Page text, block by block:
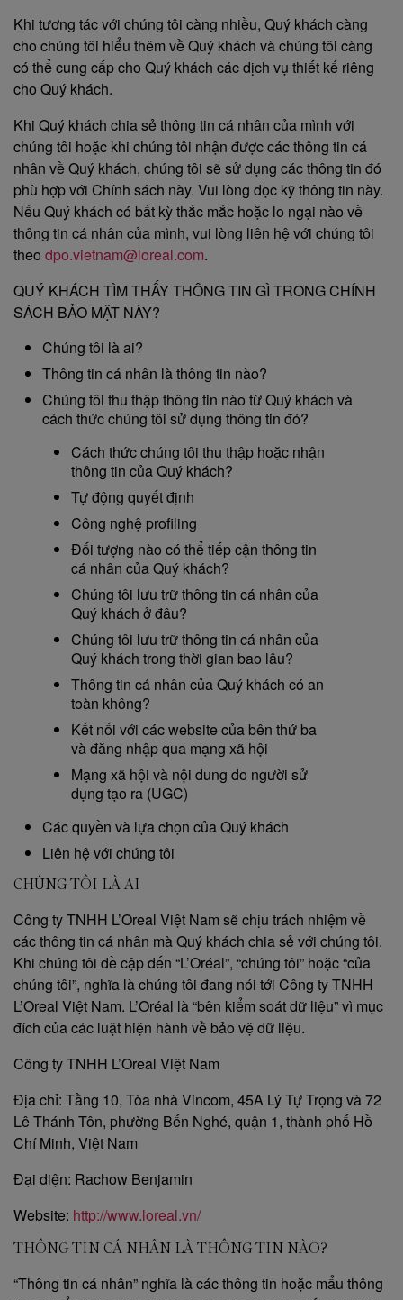
Khi tương tác với chúng tôi càng nhiều, Quý khách càng
cho chúng tôi hiểu thêm về Quý khách và chúng tôi càng
có thể cung cấp cho Quý khách các dịch vụ thiết kế riêng
cho Quý khách.
Khi Quý khách chia sẻ thông tin cá nhân của mình với
chúng tôi hoặc khi chúng tôi nhận được các thông tin cá
nhân về Quý khách, chúng tôi sẽ sử dụng các thông tin đó
phù hợp với Chính sách này. Vui lòng đọc kỹ thông tin này.
Nếu Quý khách có bất kỳ thắc mắc hoặc lo ngại nào về
thông tin cá nhân của mình, vui lòng liên hệ với chúng tôi
theo dpo.vietnam@loreal.com.
QUÝ KHÁCH TÌM THẤY THÔNG TIN GÌ TRONG CHÍNH
SÁCH BẢO MẬT NÀY?
Chúng tôi là ai?
Thông tin cá nhân là thông tin nào?
Chúng tôi thu thập thông tin nào từ Quý khách và
cách thức chúng tôi sử dụng thông tin đó?
Cách thức chúng tôi thu thập hoặc nhận
thông tin của Quý khách?
Tự động quyết định
Công nghệ profiling
Đối tượng nào có thể tiếp cận thông tin
cá nhân của Quý khách?
Chúng tôi lưu trữ thông tin cá nhân của
Quý khách ở đâu?
Chúng tôi lưu trữ thông tin cá nhân của
Quý khách trong thời gian bao lâu?
Thông tin cá nhân của Quý khách có an
toàn không?
Kết nối với các website của bên thứ ba
và đăng nhập qua mạng xã hội
Mạng xã hội và nội dung do người sử
dụng tạo ra (UGC)
Các quyền và lựa chọn của Quý khách
Liên hệ với chúng tôi
CHÚNG TÔI LÀ AI
Công ty TNHH L’Oreal Việt Nam sẽ chịu trách nhiệm về
các thông tin cá nhân mà Quý khách chia sẻ với chúng tôi.
Khi chúng tôi đề cập đến “L’Oréal”, “chúng tôi” hoặc “của
chúng tôi”, nghĩa là chúng tôi đang nói tới Công ty TNHH
L’Oreal Việt Nam. L’Oréal là “bên kiểm soát dữ liệu” vì mục
đích của các luật hiện hành về bảo vệ dữ liệu.
Công ty TNHH L’Oreal Việt Nam
Địa chỉ: Tầng 10, Tòa nhà Vincom, 45A Lý Tự Trọng và 72
Lê Thánh Tôn, phường Bến Nghé, quận 1, thành phố Hồ
Chí Minh, Việt Nam
Đại diện: Rachow Benjamin
Website: http://www.loreal.vn/
THÔNG TIN CÁ NHÂN LÀ THÔNG TIN NÀO?
“Thông tin cá nhân” nghĩa là các thông tin hoặc mẩu thông